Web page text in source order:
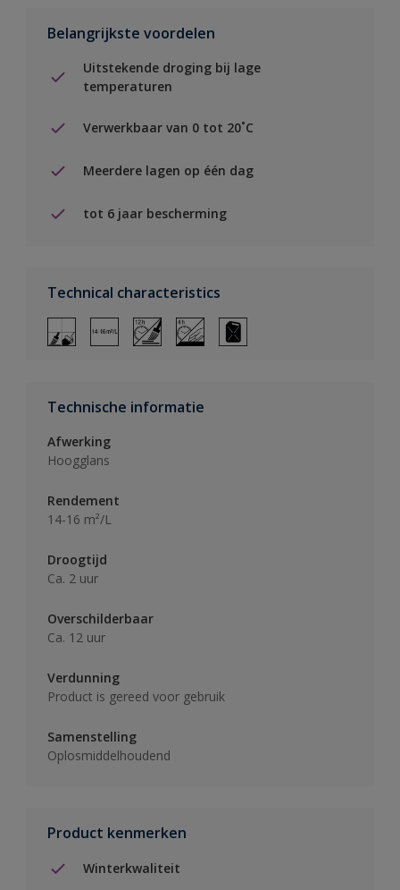
Belangrijkste voordelen
Uitstekende droging bij lage
temperaturen
Verwerkbaar van 0 tot 20˚C
Meerdere lagen op één dag
tot 6 jaar bescherming
Technical characteristics
Technische informatie
Afwerking
Hoogglans
Rendement
14-16 m²/L
Droogtijd
Ca. 2 uur
Overschilderbaar
Ca. 12 uur
Verdunning
Product is gereed voor gebruik
Samenstelling
Oplosmiddelhoudend
Product kenmerken
Winterkwaliteit